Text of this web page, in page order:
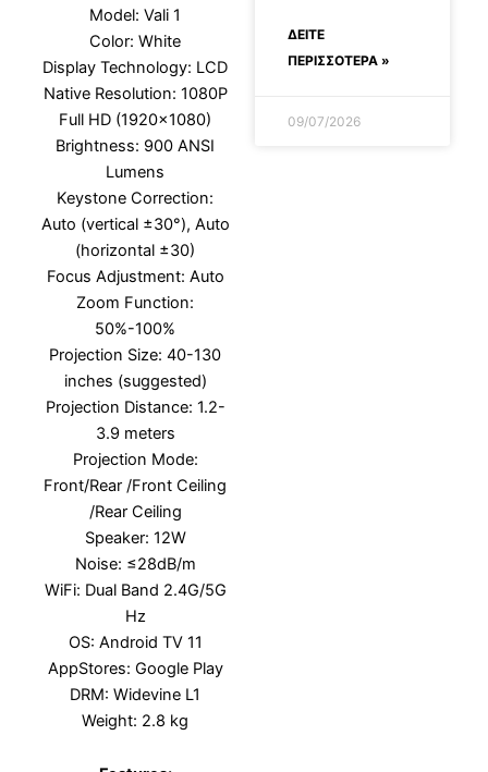
Model: Vali 1
Color: White
Display Technology: LCD
Native Resolution: 1080P
Full HD (1920×1080)
Brightness: 900 ANSI
Lumens
Keystone Correction:
Auto (vertical ±30°), Auto
(horizontal ±30)
Focus Adjustment: Auto
Zoom Function:
50%-100%
Projection Size: 40-130
inches (suggested)
Projection Distance: 1.2-
3.9 meters
Projection Mode:
Front/Rear /Front Ceiling
/Rear Ceiling
Speaker: 12W
Noise: ≤28dB/m
WiFi: Dual Band 2.4G/5G
Hz
OS: Android TV 11
AppStores: Google Play
DRM: Widevine L1
Weight: 2.8 kg
ΔΕΊΤΕ
ΠΕΡΙΣΣΟΤΕΡΑ »
09/07/2026